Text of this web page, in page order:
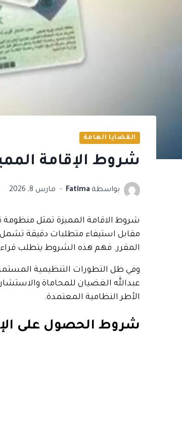
القضايا العامة
شروط الإقامة
بواسطة Fatima مارس 8, 2026
شروط الاقامة المميزة تمثل منظومة
مقابل استيفاء متطلبات دقيقة تشمل
المقرر. فهم هذه الشروط يتطلب
وفي ظل التطورات التنظيمية
عبدالله الغضيان للمحاماة
الأطر النظامية المعتمدة.
شروط الحصول على